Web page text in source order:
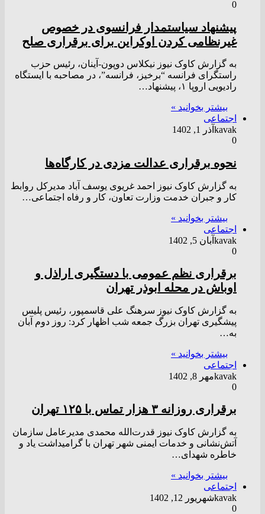
0
پیشنهاد سیاستمدار فرانسوی در خصوص
غیرنظامی کردن اوکراین برای برقراری صلح
به گزارش کاوک نیوز نیکلاس دوپون-آینان، رئیس حزب
راستگرای فرانسه “برخیز، فرانسه”، در مصاحبه با ایستگاه
رادیویی اروپا ۱، پیشنهاد…
بیشتر بخوانید »
اجتماعی
kavak آذر 1, 1402
0
نحوه برقراری عدالت مزدی در کارگاه‌ها
به گزارش کاوک نیوز احمد غریوی یوسف آباد مدیرکل روابط
کار و جبران خدمت وزارت تعاون، کار و رفاه اجتماعی…
بیشتر بخوانید »
اجتماعی
kavak آبان 5, 1402
0
برقراری نظم عمومی با دستگیری اراذل و
اوباش در محله ابوذر تهران
به گزارش کاوک نیوز سرهنگ علی قاسمپور، رئیس پلیس
پیشگیری تهران بزرگ جمعه شب اظهار کرد: روز دوم آبان
به…
بیشتر بخوانید »
اجتماعی
kavakمهر 8, 1402
0
برقراری روزانه ۳ هزار تماس با ۱۲۵ تهران
به گزارش کاوک نیوز قدرت‌الله محمدی مدیرعامل سازمان
آتش‌نشانی و خدمات ایمنی شهر تهران با گرامیداشت یاد و
خاطره شهدای…
بیشتر بخوانید »
اجتماعی
kavakشهریور 12, 1402
0